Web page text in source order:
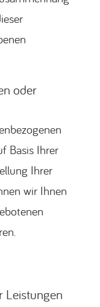
oder
Basis Ihrer
Ihrer
wir Ihnen
Leistungen